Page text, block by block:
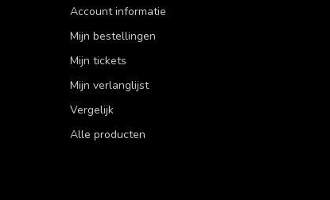
Account informatie
Mijn bestellingen
Mijn tickets
Mijn verlanglijst
Vergelijk
Alle producten